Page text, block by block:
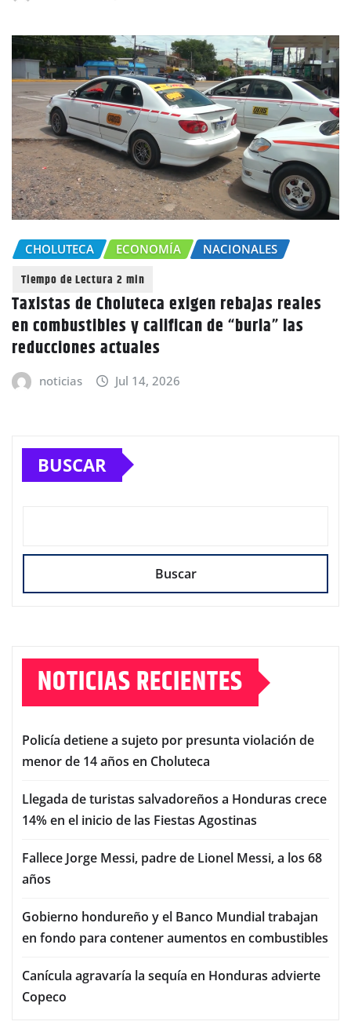
CHOLUTECA ECONOMÍA NACIONALES
Taxistas de Choluteca exigen rebajas reales
en combustibles y califican de “burla” las
reducciones actuales
noticias Jul 14, 2026
BUSCAR
Buscar
NOTICIAS RECIENTES
Policía detiene a sujeto por presunta violación de
menor de 14 años en Choluteca
Llegada de turistas salvadoreños a Honduras crece
14% en el inicio de las Fiestas Agostinas
Fallece Jorge Messi, padre de Lionel Messi, a los 68
años
Gobierno hondureño y el Banco Mundial trabajan
en fondo para contener aumentos en combustibles
Canícula agravaría la sequía en Honduras advierte
Copeco